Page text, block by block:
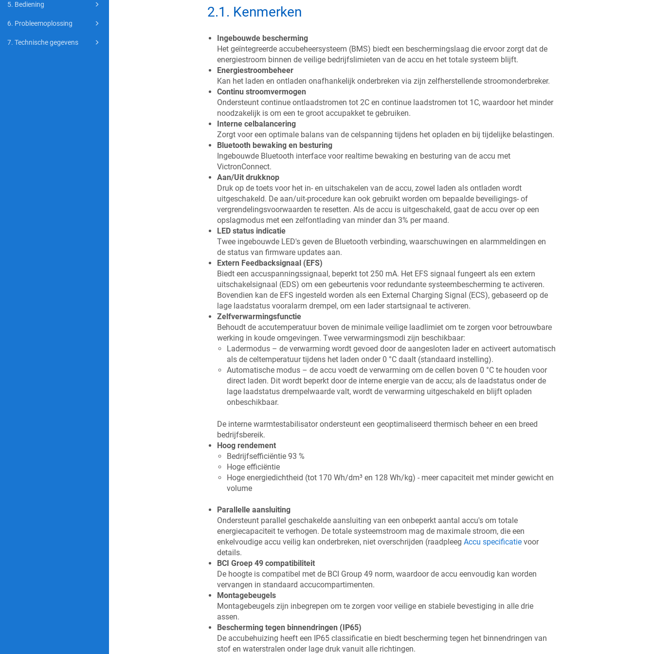
5. Bediening
6. Probleemoplossing
7. Technische gegevens
2.1 . Kenmerken
Ingebouwde bescherming
Het geïntegreerde accubeheersysteem (BMS) biedt een beschermingslaag die ervoor zorgt dat de
energiestroom binnen de veilige bedrijfslimieten van de accu en het totale systeem blijft.
Energiestroombeheer
Kan het laden en ontladen onafhankelijk onderbreken via zijn zelfherstellende stroomonderbreker.
Continu stroomvermogen
Ondersteunt continue ontlaadstromen tot 2C en continue laadstromen tot 1C, waardoor het minder
noodzakelijk is om een te groot accupakket te gebruiken.
Interne celbalancering
Zorgt voor een optimale balans van de celspanning tijdens het opladen en bij tijdelijke belastingen.
Bluetooth bewaking en besturing
Ingebouwde Bluetooth interface voor realtime bewaking en besturing van de accu met
VictronConnect.
Aan/Uit drukknop
Druk op de toets voor het in- en uitschakelen van de accu, zowel laden als ontladen wordt
uitgeschakeld. De aan/uit-procedure kan ook gebruikt worden om bepaalde beveiligings- of
vergrendelingsvoorwaarden te resetten. Als de accu is uitgeschakeld, gaat de accu over op een
opslagmodus met een zelfontlading van minder dan 3% per maand.
LED status indicatie
Twee ingebouwde LED's geven de Bluetooth verbinding, waarschuwingen en alarmmeldingen en
de status van firmware updates aan.
Extern Feedbacksignaal (EFS)
Biedt een accuspanningssignaal, beperkt tot 250 mA. Het EFS signaal fungeert als een extern
uitschakelsignaal (EDS) om een gebeurtenis voor redundante systeembescherming te activeren.
Bovendien kan de EFS ingesteld worden als een External Charging Signal (ECS), gebaseerd op de
lage laadstatus vooralarm drempel, om een lader startsignaal te activeren.
Zelfverwarmingsfunctie
Behoudt de accutemperatuur boven de minimale veilige laadlimiet om te zorgen voor betrouwbare
werking in koude omgevingen. Twee verwarmingsmodi zijn beschikbaar:
Ladermodus – de verwarming wordt gevoed door de aangesloten lader en activeert automatisch
als de celtemperatuur tijdens het laden onder 0 °C daalt (standaard instelling).
Automatische modus – de accu voedt de verwarming om de cellen boven 0 °C te houden voor
direct laden. Dit wordt beperkt door de interne energie van de accu; als de laadstatus onder de
lage laadstatus drempelwaarde valt, wordt de verwarming uitgeschakeld en blijft opladen
onbeschikbaar.
De interne warmtestabilisator ondersteunt een geoptimaliseerd thermisch beheer en een breed
bedrijfsbereik.
Hoog rendement
Bedrijfsefficiëntie 93 %
Hoge efficiëntie
Hoge energiedichtheid (tot 170 Wh/dm³ en 128 Wh/kg) - meer capaciteit met minder gewicht en
volume
Parallelle aansluiting
Ondersteunt parallel geschakelde aansluiting van een onbeperkt aantal accu's om totale
energiecapaciteit te verhogen. De totale systeemstroom mag de maximale stroom, die een
enkelvoudige accu veilig kan onderbreken, niet overschrijden (raadpleeg Accu specificatievoor
details.
BCI Groep 49 compatibiliteit
De hoogte is compatibel met de BCI Group 49 norm, waardoor de accu eenvoudig kan worden
vervangen in standaard accucompartimenten.
Montagebeugels
Montagebeugels zijn inbegrepen om te zorgen voor veilige en stabiele bevestiging in alle drie
assen.
Bescherming tegen binnendringen (IP65)
De accubehuizing heeft een IP65 classificatie en biedt bescherming tegen het binnendringen van
stof en waterstralen onder lage druk vanuit alle richtingen.